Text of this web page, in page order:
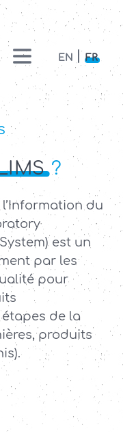
EN FR
?
du
est un
par les
pour
de la
produits